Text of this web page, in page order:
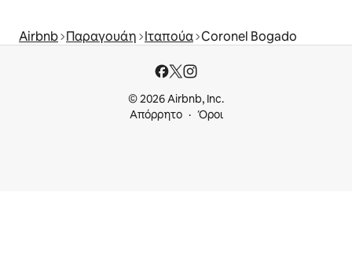
Airbnb Παραγουάη Ιταπούα Coronel Bogado
© 2026 Airbnb, Inc.
Απόρρητο
Όροι